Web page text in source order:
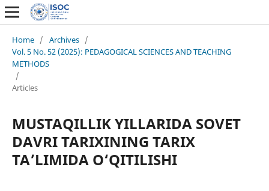
Home / Archives /
Vol. 5 No. 52 (2025): PEDAGOGICAL SCIENCES AND TEACHING
METHODS
/
Articles
MUSTAQILLIK YILLARIDA SOVET
DAVRI TARIXINING TARIX
TA’LIMIDA O‘QITILISHI